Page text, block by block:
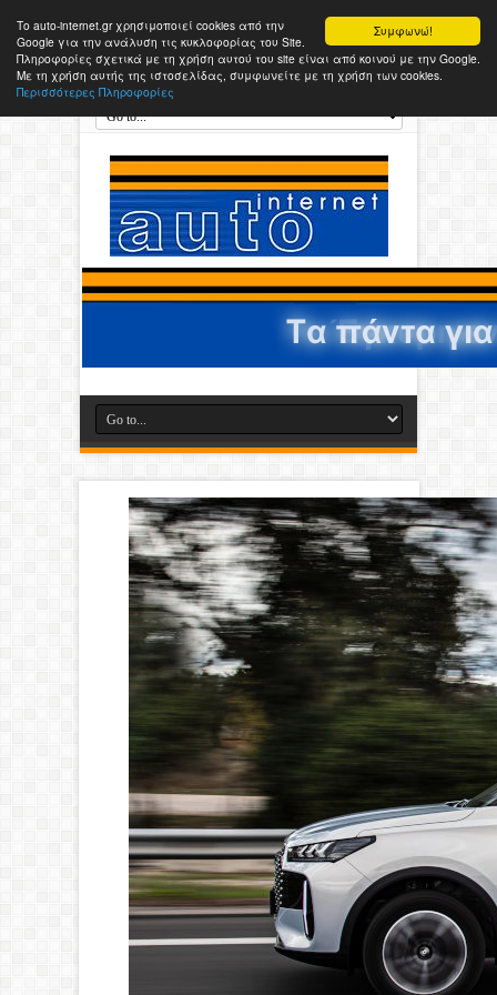
Συμφωνώ!
Το auto-internet.gr χρησιμοποιεί cookies από την
Google για την ανάλυση τις κυκλοφορίας του Site.
Πληροφορίες σχετικά με τη χρήση αυτού του site είναι από κοινού με την Google.
Με τη χρήση αυτής της ιστοσελίδας, συμφωνείτε με τη χρήση των cookies.
Περισσότερες Πληροφορίες